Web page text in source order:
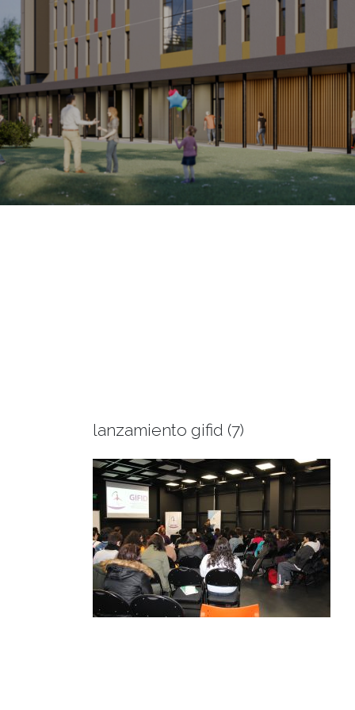
lanzamiento gifid (7)